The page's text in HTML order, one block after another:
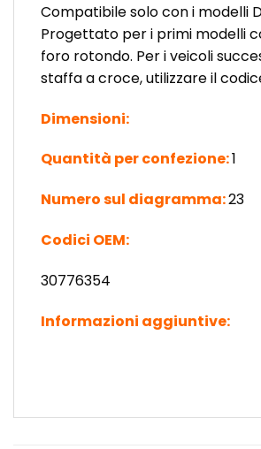
Compatibile solo con i modelli
Progettato per i primi modelli
foro rotondo. Per i veicoli
staffa a croce, utilizzare il
Dimensioni:
Quantità per confezione:1
Numero sul diagramma:23
Codici OEM:
30776354
Informazioni aggiuntive: